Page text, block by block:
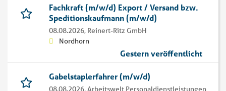
Fachkraft (m/w/d) Export / Versand bzw.
Speditionskaufmann (m/w/d)
08.08.2026, Reinert-Ritz GmbH
Nordhorn
Gestern veröffentlicht
Gabelstaplerfahrer (m/w/d)
08.08.2026,Arbeitswelt Personaldienstleistungen